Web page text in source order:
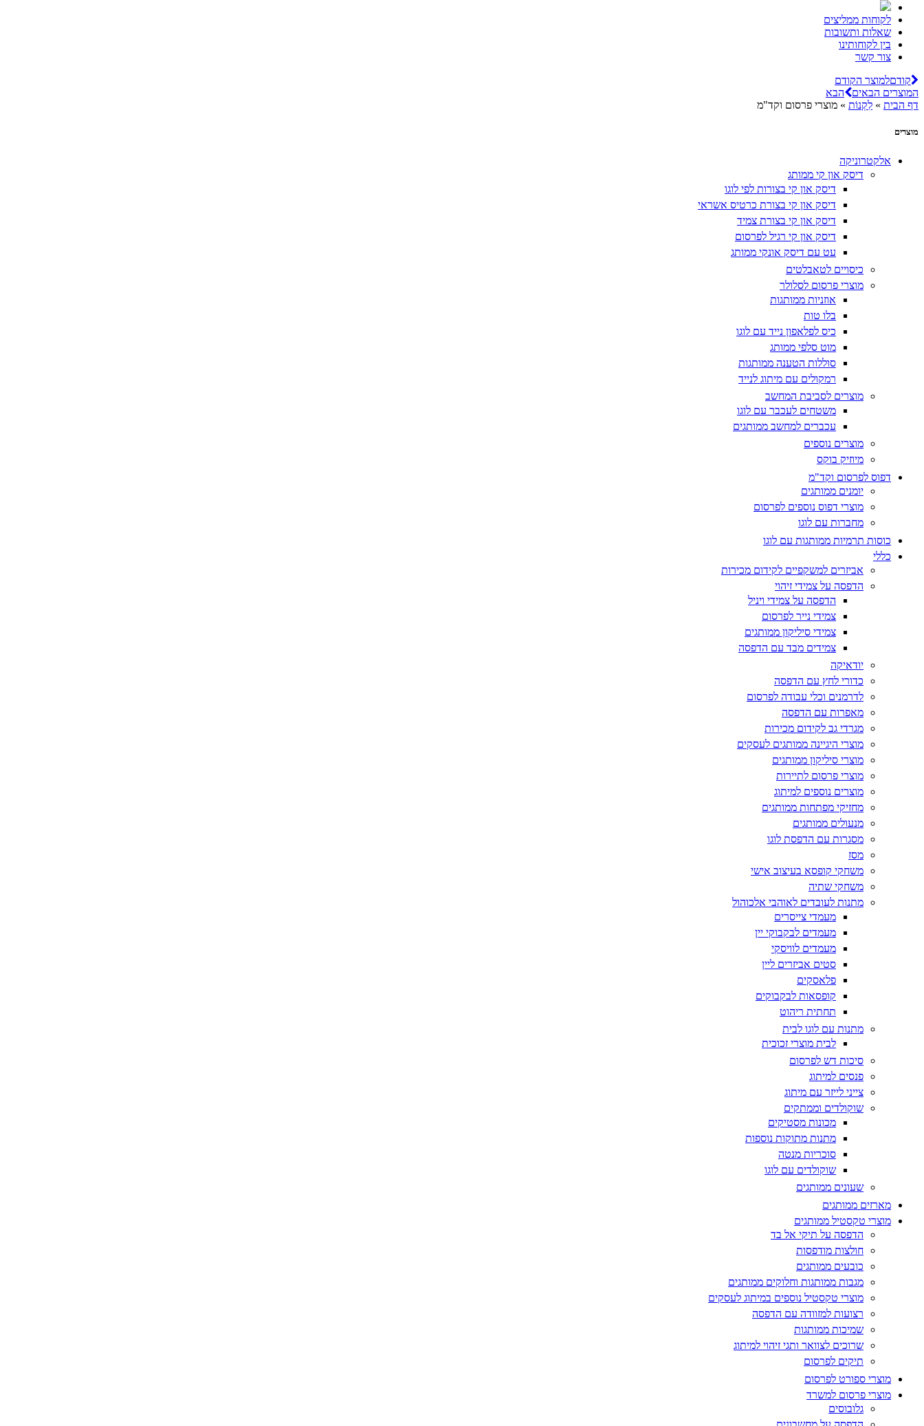
לקוחות ממליצים
שאלות ותשובות
בין לקוחותינו
צור קשר
קודםלמוצר הקודם
המוצרים הבאים
הבא
דף הבית » לִקְנוֹת » מוצרי פרסום וקד"מ
מוצרים
אלקטרוניקה
דיסק און קי ממותג
דיסק און קי בצורות לפי לוגו
דיסק און קי בצורת כרטיס אשראי
דיסק און קי בצורת צמיד
דיסק און קי רגיל לפרסום
עט עם דיסק אונקי ממותג
כיסויים לטאבלטים
מוצרי פרסום לסלולר
אוזניות ממותגות
בלו טות
כיס לפלאפון נייד עם לוגו
מוט סלפי ממותג
סוללות הטענה ממותגות
רמקולים עם מיתוג לנייד
מוצרים לסביבת המחשב
משטחים לעכבר עם לוגו
עכברים למחשב ממותגים
מוצרים נוספים
מיוזיק בוקס
דפוס לפרסום וקד"מ
יומנים ממותגים
מוצרי דפוס נוספים לפרסום
מחברות עם לוגו
כוסות תרמיות ממותגות עם לוגו
כללי
אביזרים למשקפיים לקידום מכירות
הדפסה על צמידי זיהוי
הדפסה על צמידי ויניל
צמידי נייר לפרסום
צמידי סיליקון ממותגים
צמידים מבד עם הדפסה
יודאיקה
כדורי לחץ עם הדפסה
לדרמנים וכלי עבודה לפרסום
מאפרות עם הדפסה
מגרדי גב לקידום מכירות
מוצרי היגיינה ממותגים לעסקים
מוצרי סיליקון ממותגים
מוצרי פרסום לתיירות
מוצרים נוספים למיתוג
מחזיקי מפתחות ממותגים
מנעולים ממותגים
מסגרות עם הדפסת לוגו
מסז
משחקי קופסא בעיצוב אישי
משחקי שתיה
מתנות לעובדים לאוהבי אלכוהול
מעמדי צייסרים
מעמדים לבקבוקי יין
מעמדים לוויסקי
סטים אביזרים ליין
פלאסקים
קופסאות לבקבוקים
תחתית ריהוט
מתנות עם לוגו לבית
לבית מוצרי זכוכית
סיכות דש לפרסום
פנסים למיתוג
צייני לייזר עם מיתוג
שוקולדים וממתקים
מכונות מסטיקים
מתנות מתוקות נוספות
סוכריות מנטה
שוקולדים עם לוגו
שעונים ממותגים
מארזים ממותגים
מוצרי טקסטיל ממותגים
הדפסה על תיקי אל בד
חולצות מודפסות
כובעים ממותגים
מגבות ממותגות וחלוקים ממותגים
מוצרי טקסטיל נוספים במיתוג לעסקים
רצועות למזוודה עם הדפסה
שמיכות ממותגות
שרוכים לצוואר ותגי זיהוי למיתוג
תיקים לפרסום
מוצרי ספורט לפרסום
מוצרי פרסום למשרד
גלובוסים